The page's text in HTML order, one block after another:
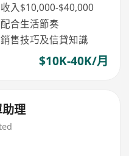
入$10,000-$40,000
合生活節奏
售技巧及信貸知識
$10K-40K/月
理